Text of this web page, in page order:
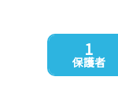
1
保護者